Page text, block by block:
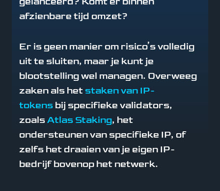
afzienbare tijd omzet?
Er is geen manier om risico’s volledig
uit te sluiten, maar je kunt je
blootstelling wel managen. Overweeg
zaken als het staken van IP-
tokens bij specifieke validators,
zoalsAtlas Staking, het
ondersteunen van specifieke IP, of
zelfs het draaien van je eigen IP-
bedrijf bovenop het netwerk.